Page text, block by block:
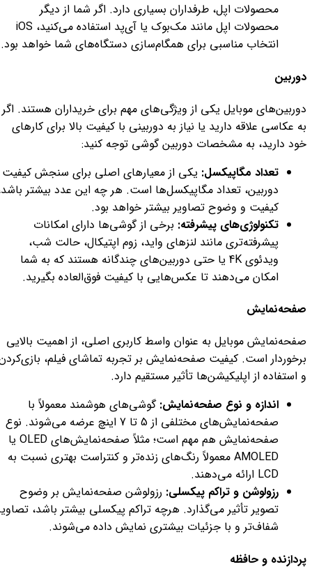
محصولات اپل، طرفداران بسیاری دارد. اگر شما از دیگر
محصولات اپل مانند مک‌بوک یا آی‌پد استفاده می‌کنید، iOS
انتخاب مناسبی برای همگام‌سازی دستگاه‌های شما خواهد بود.
دوربین
دوربین‌های موبایل یکی از ویژگی‌های مهم برای خریداران هستند. اگر
به عکاسی علاقه دارید یا نیاز به دوربینی با کیفیت بالا برای کارهای
خود دارید، به مشخصات دوربین گوشی توجه کنید:
تعداد مگاپیکسل: یکی از معیارهای اصلی برای سنجش کیفیت
دوربین، تعداد مگاپیکسل‌ها است. هر چه این عدد بیشتر
کیفیت و وضوح تصاویر بیشتر خواهد بود.
تکنولوژی‌های پیشرفته: برخی از گوشی‌ها دارای امکانات
پیشرفته‌تری مانند لنزهای واید، زوم اپتیکال، حالت شب،
ویدئوی 4K یا حتی دوربین‌های چندگانه هستند که به شما
امکان می‌دهند تا عکس‌هایی با کیفیت فوق‌العاده بگیرید.
صفحه‌نمایش
صفحه‌نمایش موبایل به عنوان واسط کاربری اصلی، از اهمیت بالایی
برخوردار است. کیفیت صفحه‌نمایش بر تجربه تماشای فیلم،
و استفاده از اپلیکیشن‌ها تأثیر مستقیم دارد.
اندازه و نوع صفحه‌نمایش: گوشی‌های هوشمند معمولاً با
صفحه‌نمایش‌های مختلفی از 5 تا 7 اینچ عرضه می‌شوند. نوع
صفحه‌نمایش هم مهم است؛ مثلاً صفحه‌نمایش‌های OLED یا
AMOLED معمولاً رنگ‌های زنده‌تر و کنتراست بهتری نسبت به
LCD ارائه می‌دهند.
رزولوشن و تراکم پیکسلی: رزولوشن صفحه‌نمایش بر وضوح
تصویر تأثیر می‌گذارد. هرچه تراکم پیکسلی بیشتر باشد،
شفاف‌تر و با جزئیات بیشتری نمایش داده می‌شوند.
پردازنده و حافظه